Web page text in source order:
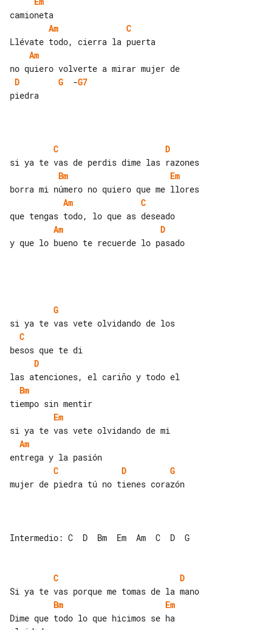
Am
C
Am
D
G
  -
G7
piedra
C
D
Bm
Em
Am
C
Am
D
y que lo bueno te recuerde lo pasado
G
C
D
Bm
Em
Am
C
D
G
mujer de piedra tú no tienes corazón
Intermedio: C  D  Bm  Em  Am  C  D  G
C
D
Bm
Em
Dime que todo lo que hicimos se ha